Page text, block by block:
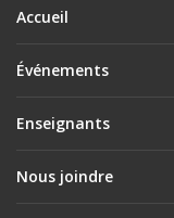
Accueil
Événements
Enseignants
Nous joindre